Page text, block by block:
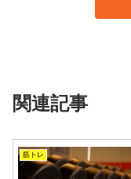
関連記事
筋トレ